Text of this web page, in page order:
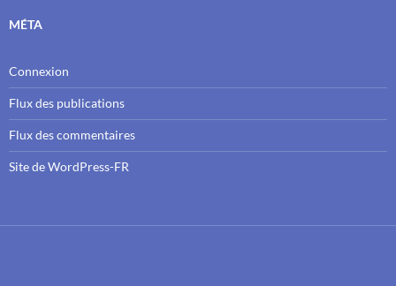
MÉTA
Connexion
Flux des publications
Flux des commentaires
Site de WordPress-FR